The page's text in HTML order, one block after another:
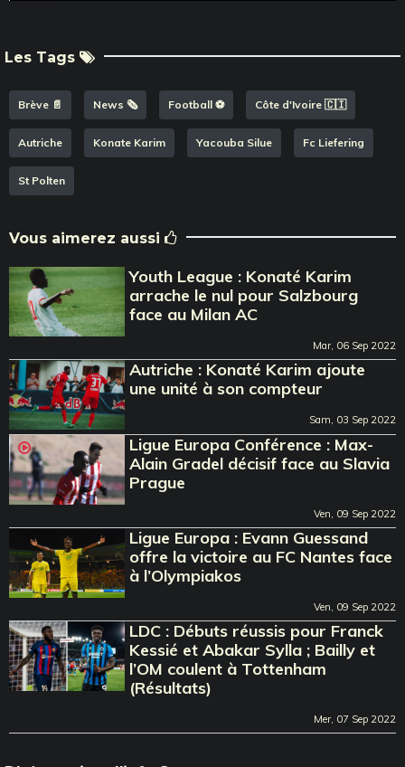
Les Tags
Brève 📄 News 🗞️ Football ⚽️ Côte d'Ivoire 🇨🇮
Autriche Konate Karim Yacouba Silue Fc Liefering
St Polten
Vous aimerez aussi
Youth League : Konaté Karim
arrache le nul pour Salzbourg
face au Milan AC
Mar, 06 Sep 2022
Autriche : Konaté Karim ajoute
une unité à son compteur
Sam, 03 Sep 2022
Ligue Europa Conférence : Max-
Alain Gradel décisif face au Slavia
Prague
Ven, 09 Sep 2022
Ligue Europa : Evann Guessand
offre la victoire au FC Nantes face
à l’Olympiakos
Ven, 09 Sep 2022
LDC : Débuts réussis pour Franck
Kessié et Abakar Sylla ; Bailly et
l’OM coulent à Tottenham
(Résultats)
Mer, 07 Sep 2022